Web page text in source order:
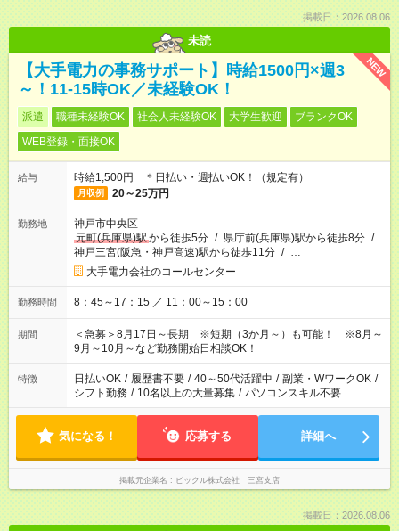
掲載日：2026.08.06
未読
NEW
【大手電力の事務サポート】時給1500円×週3
～！11-15時OK／未経験OK！
派遣 職種未経験OK 社会人未経験OK 大学生歓迎
ブランクOK
WEB登録・面接OK
給与 時給1,500円 ＊日払い・週払いOK！（規定有）
月収例 20～25万円
勤務地
神戸市中央区
元町(兵庫県)駅から徒歩5分 / 県庁前(兵庫県)駅から徒歩8分 /
神戸三宮(阪急・神戸高速)駅から徒歩11分 / …
大手電力会社のコールセンター
勤務時間 8：45～17：15 ／ 11：00～15：00
期間
＜急募＞8月17日～長期 ※短期（3か月～）も可能！ ※8月～
9月～10月～など勤務開始日相談OK！
特徴 日払いOK / 履歴書不要 / 40～50代活躍中 / 副業・WワークOK /
シフト勤務 / 10名以上の大量募集 / パソコンスキル不要
気になる！ 応募する 詳細へ
掲載元企業名 ピックル株式会社 三宮支店
掲載日：2026.08.06